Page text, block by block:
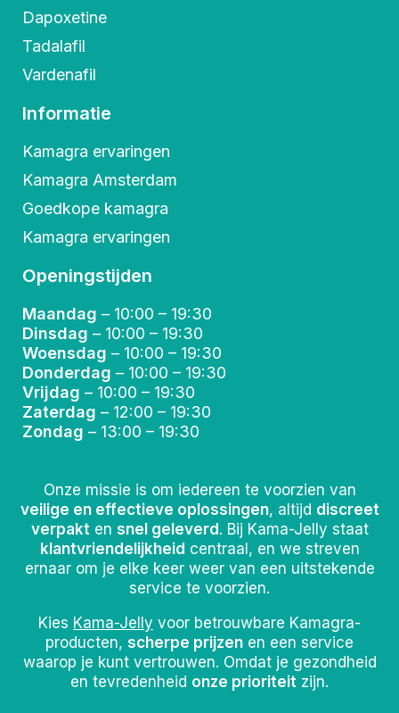
Dapoxetine
Tadalafil
Vardenafil
Informatie
Kamagra ervaringen
Kamagra Amsterdam
Goedkope kamagra
Kamagra ervaringen
Openingstijden
Maandag – 10:00 – 19:30
Dinsdag – 10:00 – 19:30
Woensdag – 10:00 – 19:30
Donderdag – 10:00 – 19:30
Vrijdag – 10:00 – 19:30
Zaterdag – 12:00 – 19:30
Zondag – 13:00 – 19:30
Onze missie is om iedereen te voorzien van
veilige en effectieve oplossingen, altijd discreet
verpakten snel geleverd . Bij Kama-Jelly staat
klantvriendelijkheid centraal, en we streven
ernaar om je elke keer weer van een uitstekende
service te voorzien.
Kies Kama-Jelly voor betrouwbare Kamagra-
producten, scherpe prijzen en een service
waarop je kunt vertrouwen. Omdat je gezondheid
en tevredenheid onze prioriteit zijn.